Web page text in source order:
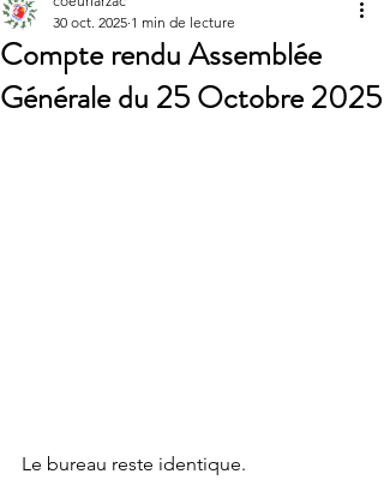
Compte rendu Assemblée
Générale du 25 Octobre 2025
30 oct. 2025 1 min de lecture
Le bureau reste identique.